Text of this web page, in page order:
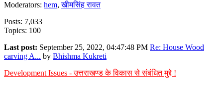
Moderators: hem,खीमसिंह रावत
Posts: 7,033
Topics: 100
Last post: September 25, 2022, 04:47:48 PM Re: House Wood
carving A... by Bhishma Kukreti
Development Issues - उत्तराखण्ड के विकास से संबंधित मुद्दे !